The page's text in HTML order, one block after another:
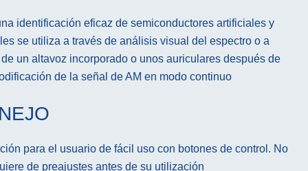
identificación eficaz de semiconductores artificiales y
se utiliza a través de análisis visual del espectro о a
un altavoz incorporado o unos auriculares después de
de la señal de AM en modo continuo
para el usuario de fácil uso con botones de control. No
de preajustes antes de su utilización